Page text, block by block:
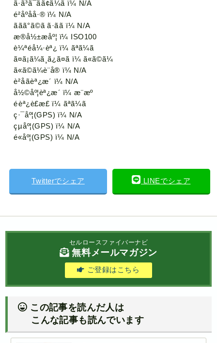
ã·ã³ã¯ã­ã¢ã¼ã ï¼ N/A
é²åºåå·® ï¼ N/A
ãã­ã°ã©ã ã·ãã ï¼ N/A
æ®å½±æåº¦ ï¼ ISO100
è¼ªé­å¼·èª¿ ï¼ ãªã¼ã
ã¤ã¡ã¼ã¸ã¿ã¤ã ï¼ ã«ã©ã¼
ã«ã©ã¼è¨­å® ï¼ N/A
è²åãèª¿æ´ ï¼ N/A
å½©åº¦èª¿æ´ ï¼ æ¨æº
éèª¿è£æ­£ ï¼ ãªã¼ã
ç·¯åº¦(GPS) ï¼ N/A
çµåº¦(GPS) ï¼ N/A
é«åº¦(GPS) ï¼ N/A
Twitterでシェア LINEでシェア
セルロースファイバーナビ
無料メールマガジン
ご登録はこちら
この記事を読んだ人は
こんな記事も読んでいます